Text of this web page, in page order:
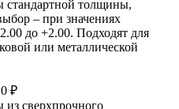
стандартной толщины,
– при значениях
до +2.00. Подходят для
или металлической
0 ₽
сверхпрочного